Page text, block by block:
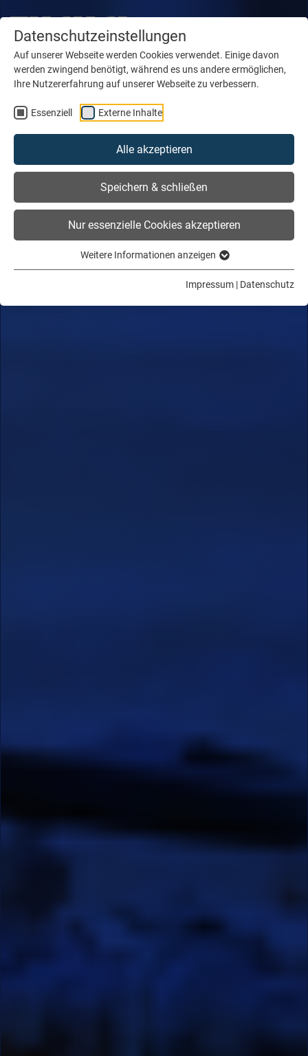
Datenschutzeinstellungen
Auf unserer Webseite werden Cookies verwendet. Einige davon
werden zwingend benötigt, während es uns andere ermöglichen,
Ihre Nutzererfahrung auf unserer Webseite zu verbessern.
Essenziell Externe Inhalte
Alle akzeptieren
Speichern & schließen
Nur essenzielle Cookies akzeptieren
Weitere Informationen anzeigen
Impressum | Datenschutz